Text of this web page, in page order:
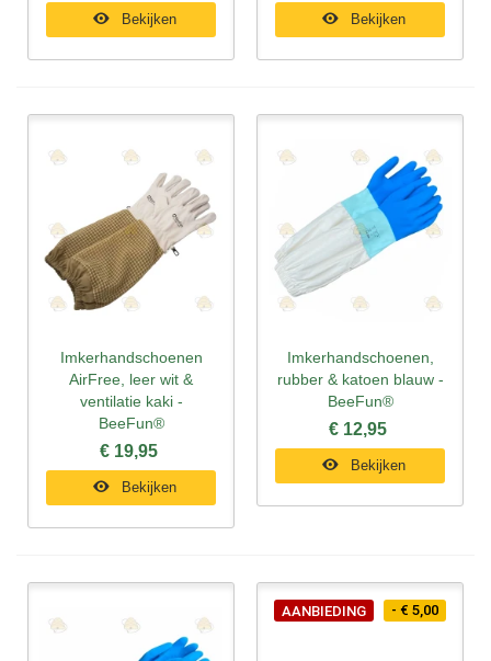
Bekijken Bekijken
Imkerhandschoenen
AirFree, leer wit &
ventilatie kaki -
BeeFun®
€ 19,95
Bekijken
Imkerhandschoenen,
rubber & katoen blauw -
BeeFun®
€ 12,95
Bekijken
AANBIEDING - € 5,00